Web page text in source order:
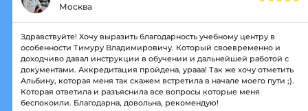
Москва
Здравствуйте! Хочу выразить благодарность учебному центру в
особенности Тимуру Владимировичу. Который своевременно и
доходчиво давал инструкции в обучении и дальнейшей работой с
документами. Аккредитация пройдена, урааа! Так же хочу отметить
Альбину, которая меня так скажем встретила в начале моего пути ;).
Которая ответила и разъяснила все вопросы которые меня
беспокоили. Благодарна, довольна, рекомендую!